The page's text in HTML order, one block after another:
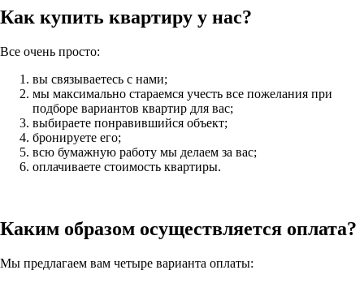
Как купить квартиру у нас?
Все очень просто:
вы связываетесь с нами;
мы максимально стараемся учесть все пожелания при
подборе вариантов квартир для вас;
выбираете понравившийся объект;
бронируете его;
всю бумажную работу мы делаем за вас;
оплачиваете стоимость квартиры.
Каким образом осуществляется оплата?
Мы предлагаем вам четыре варианта оплаты: